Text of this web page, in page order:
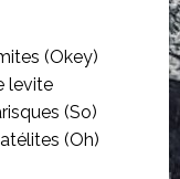
(Okey)
levite
(So)
(Oh)